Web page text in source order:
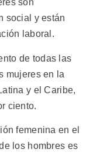
son
social y están
laboral.
de todas las
mujeres en la
y el Caribe,
ciento.
femenina en el
los hombres es